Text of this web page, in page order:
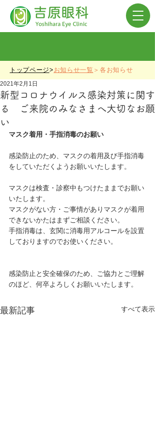
トップページ> お知らせ一覧 ＞各お知らせ
新型コロナウイルス感染対策に関す
る ご来院のみなさまへ大切なお願
い
2021年2月1日
マスク着用・手指消毒のお願い
感染防止のため、マスクの着用及び手指消毒
をしていただくようお願いいたします。
マスクは検査・診察中もつけたままでお願い
いたします。
マスクがない方・ご事情がありマスクが着用
できないかたはまずご相談ください。
手指消毒は、玄関に消毒用アルコールを設置
しておりますのでお使いください。
感染防止と安全確保のため、ご協力とご理解
のほど、何卒よろしくお願いいたします。
最新記事 すべて表示